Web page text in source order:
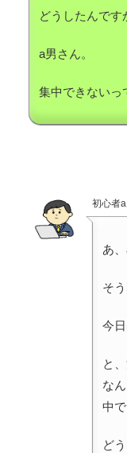
どうしたんです
a男さん。
集中できないっ
初心者
あ、
そ
今
と
な
中
ど